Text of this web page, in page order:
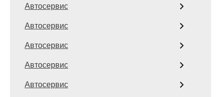
Автосервис
Автосервис
Автосервис
Автосервис
Автосервис